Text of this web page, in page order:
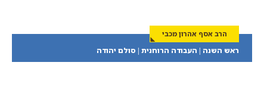
הרב אסף אהרון מכבי
ראש השנה | העבודה הרוחנית | סולם יהודה